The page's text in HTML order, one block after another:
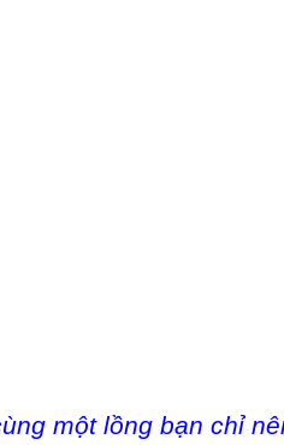
một lồng bạn chỉ